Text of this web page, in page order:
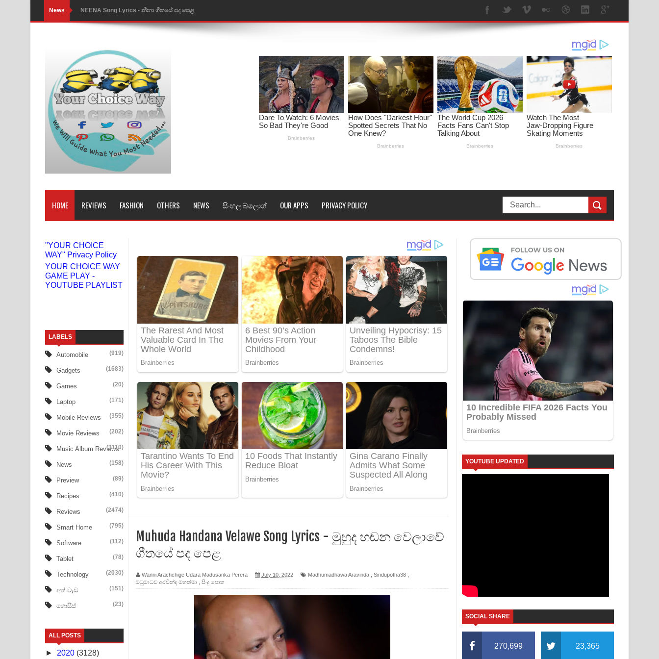
News NEENA Song Lyrics - නීනා ගීතයේ පද පෙළ
Ahimi Wimai Himi Song Lyrics - අහිමි විමයි හිමි ගීතයේ පද පෙළ
Mathaka Parana Song Lyrics - මතක පාරනා ගීතයේ පද පෙළ
Nimnadhen Song Lyrics - නිම්නාදෙන් ගීතයේ පද පෙළ
Obamai Mage Adare Song Lyrics - ඔබමයි මගේ ආදරේ ගීතයේ පද පෙළ
Pansal Gihin Song Lyrics - පන්සල් ගිහිං ගීතයේ පද පෙළ
Ankeliya Song Lyrics - අංකෙළිය ගීතයේ පද පෙළ
DEAR GOD Song Lyrics - ඩියර් ගෝඩ් ගීතයේ පද පෙළ
MANAMALA KATHA Song Lyrics - මනමාල කතා ගීතයේ පද පෙළ
Niwuna Numba Hinda Song Lyrics - නිවුනා නුඹ හින්දා ගීතයේ පද පෙළ
Numba Dun Aadare Song Lyrics - නුඹ දුන් ආදරේ ගීතයේ පද පෙළ
Liyamuda Dan Anagathe Song Lyrics - ලියමුද දැන් අනාගතේ ගීතයේ පද පෙළ
Doni Song Lyrics - දෝණි ගීතයේ පද පෙළ
Benthara Palame Song Lyrics - බෙන්තර පාලමේ ගීතයේ පද පෙළ
Sanda Babalena Song Lyrics - සඳ බැබලෙන ගීතයේ පද පෙළ
Adare Wadi Nisa Song Lyrics - ආදරේ වැඩි නිසා ගීතයේ පද පෙළ
UNUHUMA Song Lyrics - උණුහුම ගීතයේ පද පෙළ
Katakara Song Lyrics - කටකාර ගීතයේ පද පෙළ
Tharu Yaye Dilena Song Lyrics - තරු යායේ දිලෙනා ගීතයේ පද පෙළ
Ow Man Sosa Song Lyrics - ඔව් මං සෝසා ගීතයේ පද පෙළ
Ala purannata Song Lyrics - ආල පුරන්නට ගීතයේ පද පෙළ
FEVER DREAM Lyrics - Alex Warren
Apa Hamuwee Song Lyrics - අප හමුවී ගීතයේ පද පෙළ
PATHINIYE Song Lyrics - පතිනියනේ ගීතයේ පද පෙළ
Sorry Sir Song Lyrics - සොරි සර් ගීතයේ පද පෙළ
Mathaka Aluthin Liyanna Song Lyrics - මතක අලුතින් ලියන්න ගීතයේ පද පෙළ
HOME REVIEWS FASHION OTHERS NEWS සිංහල බ්ලොග් OUR APPS PRIVACY POLICY
"YOUR CHOICE
WAY" Privacy Policy
YOUR CHOICE WAY
GAME PLAY -
YOUTUBE PLAYLIST
LABELS
Automobile (919)
Gadgets (1683)
Games (20)
Laptop (171)
Mobile Reviews (355)
Movie Reviews (202)
Music Album Reviews
(3110)
News (158)
Preview (89)
Recipes (410)
Reviews (2474)
Smart Home (795)
Software (112)
Tablet (78)
Technology (2030)
අත් වැඩ (151)
ගොසිප් (23)
ALL POSTS
► 2020 (3128)
Muhuda Handana Velawe Song Lyrics - මුහුද හඬන වෙලාවේ
ගීතයේ පද පෙළ
Wanni Arachchige Udara Madusanka Perera July 10, 2022 Madhumadhawa Aravinda Sindupotha38
මධුමාධව අරවින්ද මහත්මා
සිංදු පොත
YOUTUBE UPDATED
SOCIAL SHARE
270,699 23,365